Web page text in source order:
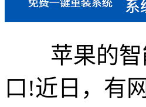
苹果的智能
口!近日，有